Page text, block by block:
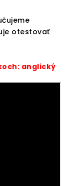
otestovať
anglický